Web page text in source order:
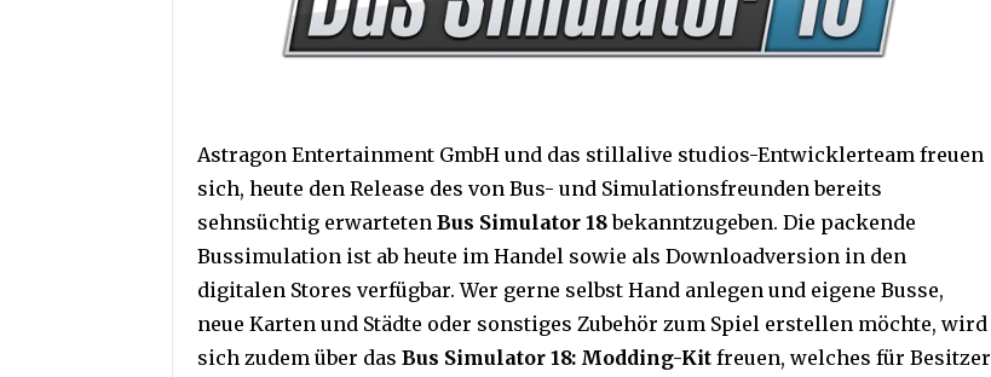
Astragon Entertainment GmbH und das stillalive studios-Entwicklerteam freuen
sich, heute den Release des von Bus- und Simulationsfreunden bereits
sehnsüchtig erwarteten Bus Simulator 18bekanntzugeben. Die packende
Bussimulation ist ab heute im Handel sowie als Downloadversion in den
digitalen Stores verfügbar. Wer gerne selbst Hand anlegen und eigene Busse,
neue Karten und Städte oder sonstiges Zubehör zum Spiel erstellen möchte, wird
sich zudem über das Bus Simulator 18: Modding-Kit freuen, welches für Besitzer